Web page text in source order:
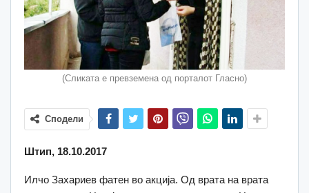
(Сликата е превземена од порталот Гласно)
Сподели
Штип, 18.10.2017
Илчо Захариев фатен во акција. Од врата на врата